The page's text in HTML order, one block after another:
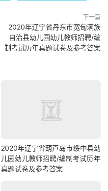
下一篇
2020年辽宁省丹东市宽甸满族
自治县幼儿园幼儿教师招聘/编
制考试历年真题试卷及参考答案
​2020年辽宁省葫芦岛市绥中县幼
儿园幼儿教师招聘/编制考试历年
真题试卷及参考答案